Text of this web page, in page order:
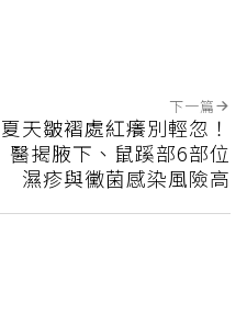
下一篇
夏天皺褶處紅癢別輕忽！
醫揭腋下、鼠蹊部6部位
濕疹與黴菌感染風險高